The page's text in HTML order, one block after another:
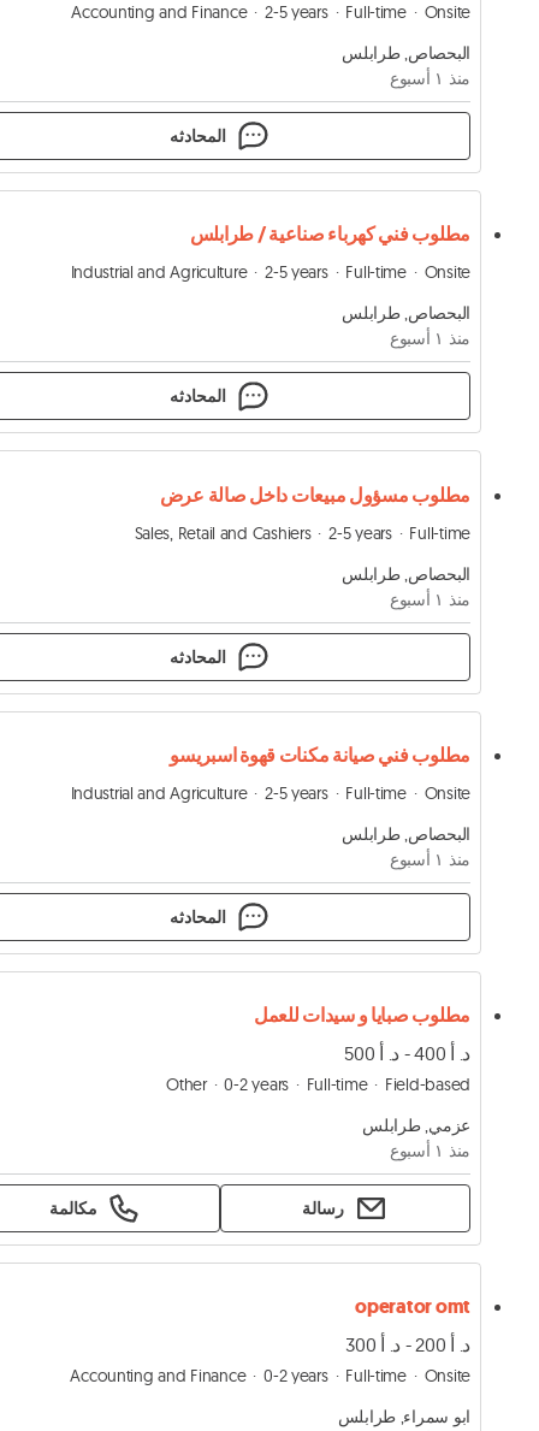
Accounting and Finance 2-5 years Full-time
Onsite
البحصاص, طرابلس
منذ ١ أسبوع
المحادثه
مطلوب فني كهرباء صناعية / طرابلس
Industrial and Agriculture 2-5 years Full-time
Onsite
البحصاص, طرابلس
منذ ١ أسبوع
المحادثه
مطلوب مسؤول مبيعات داخل صالة عرض
Sales, Retail and Cashiers 2-5 years
Full-time
البحصاص, طرابلس
منذ ١ أسبوع
المحادثه
مطلوب فني صيانة مكنات قهوة اسبريسو
Industrial and Agriculture 2-5 years Full-time
Onsite
البحصاص, طرابلس
منذ ١ أسبوع
المحادثه
مطلوب صبايا و سيدات للعمل
د. أ 400 - د. أ 500
Other 0-2 years Full-time
Field-based
عزمي, طرابلس
منذ ١ أسبوع
رسالة مكالمة
operator omt
د. أ 200 - د. أ 300
Accounting and Finance 0-2 years Full-time
Onsite
ابو سمراء, طرابلس